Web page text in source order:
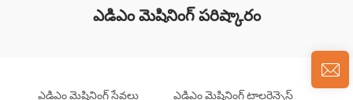
ఎడిఎం మెషినింగ్ పరిష్కారం
ఎడిఎం మెషినింగ్ సేవలు ఎడిఎం మెషినింగ్ టాలరెన్సెస్